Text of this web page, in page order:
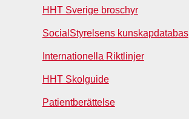
HHT Sverige broschyr
SocialStyrelsens kunskapdatabas
Internationella Riktlinjer
HHT Skolguide
Patientberättelse